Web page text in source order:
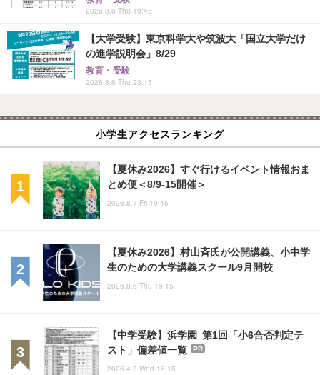
2026.8.6 Thu 19:45
【大学受験】東京科学大や筑波大「国立大学だけ
の進学説明会」8/29
教育・受験
2026.8.6 Thu 23:15
小学生アクセスランキング
【夏休み2026】すぐ行けるイベント情報おま
とめ便＜8/9-15開催＞
2026.8.7 Fri 19:45
【夏休み2026】村山斉氏が公開講義、小中学
生のための大学講義スクール9月開校
2026.8.6 Thu 19:15
【中学受験】浜学園 第1回「小6合否判定テ
スト」偏差値一覧
PR
2026.4.8 Wed 16:15